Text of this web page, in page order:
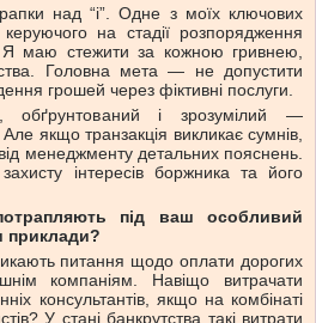
над “і”. Одне з моїх ключових
на стадії розпорядження
маю стежити за кожною гривнею,
Головна мета — не допустити
грошей через фіктивні послуги.
обґрунтований і зрозумілий —
якщо транзакція викликає сумнів,
менеджменту детальних пояснень.
інтересів боржника та його
під ваш особливий
приклади?
питання щодо оплати дорогих
компаніям. Навіщо витрачати
консультантів, якщо на комбінаті
У стані банкрутства такі витрати